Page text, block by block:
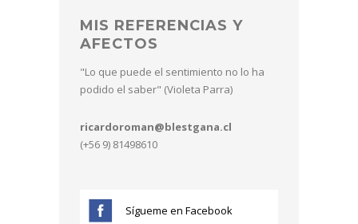
MIS REFERENCIAS Y
AFECTOS
"Lo que puede el sentimiento no lo ha
podido el saber" (Violeta Parra)
ricardoroman@blestgana.cl
(+56 9) 81498610
Sígueme en Facebook